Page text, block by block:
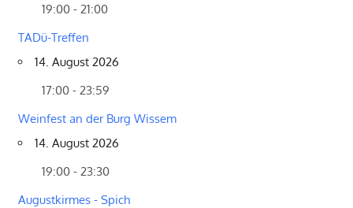
19:00 - 21:00
TADü-Treffen
14. August 2026
17:00 - 23:59
Weinfest an der Burg Wissem
14. August 2026
19:00 - 23:30
Augustkirmes - Spich